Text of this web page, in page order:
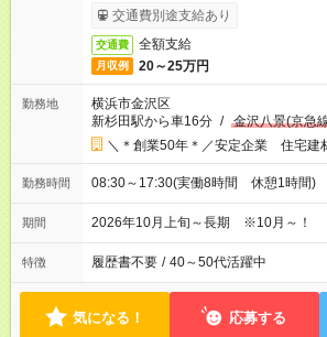
交通費別途支給あり
交通費 全額支給
月収例 20～25万円
勤務地
横浜市金沢区
新杉田駅から車16分 / 金沢八景(京急
＼＊創業50年＊／安定企業 住宅建
勤務時間 08:30～17:30(実働8時間 休憩1時間)
期間 2026年10月上旬～長期 ※10月～！
特徴 履歴書不要 / 40～50代活躍中
気になる！ 応募する